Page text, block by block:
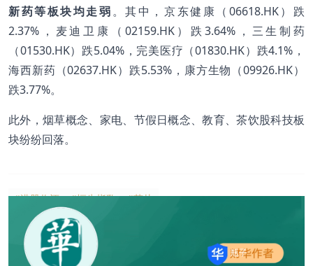
新药等板块均走弱。其中，京东健康（06618.HK）跌
2.37%，麦迪卫康（02159.HK）跌3.64%，三生制药
（01530.HK）跌5.04%，完美医疗（01830.HK）跌4.1%，
海西新药（02637.HK）跌5.53%，康方生物（09926.HK）
跌3.77%。
此外，烟草概念、家电、节假日概念、教育、茶饮股科技板
块纷纷回落。
#港股收评 #恒生指数 #芯片
瓶子